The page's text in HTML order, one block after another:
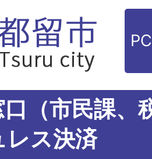
（市民課、
レス決済